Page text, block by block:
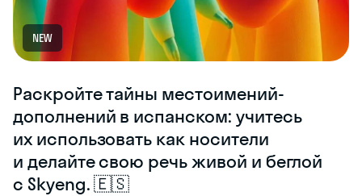
NEW
Раскройте тайны местоимений-
дополнений в испанском: учитесь
их использовать как носители
и делайте свою речь живой и беглой
с Skyeng. 🇪🇸